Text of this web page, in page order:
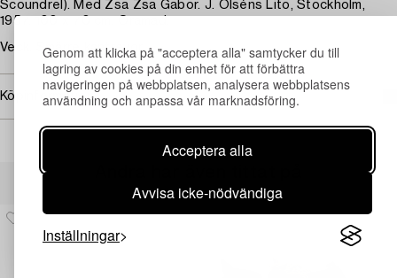
Genom att klicka på "acceptera alla" samtycker du till
lagring av cookies på din enhet för att förbättra
navigeringen på webbplatsen, analysera webbplatsens
användning och anpassa vår marknadsföring.
Acceptera alla
Avvisa icke-nödvändiga
Inställningar
Scoundrel). Med Zsa Zsa Gabor. J. Olséns Lito, Stockholm,
1957. 100 x 70 cm. Oramad.
Veck. Smärre kantrevor.
Köpinformation